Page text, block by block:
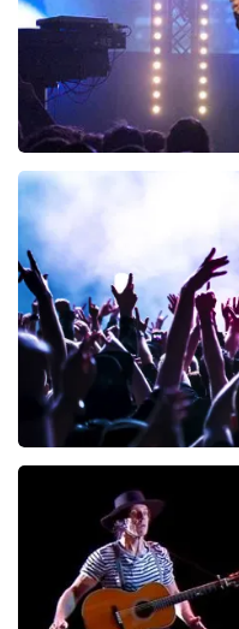
BESTEL NU
262laatste 30 minuten
BESTEL NU